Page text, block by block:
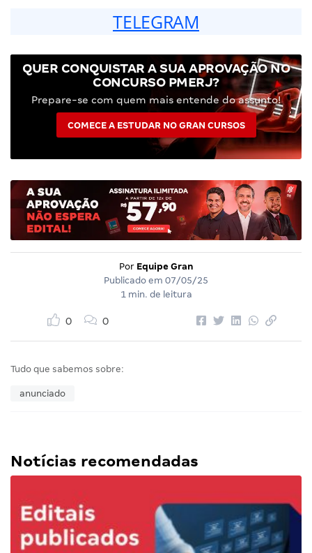
TELEGRAM
QUER CONQUISTAR A SUA APROVAÇÃO NO
CONCURSO PMERJ?
Prepare-se com quem mais entende do assunto!
COMECE A ESTUDAR NO GRAN CURSOS
Por Equipe Gran
Publicado em 07/05/25
1 min. de leitura
0 0
Tudo que sabemos sobre:
anunciado
Notícias recomendadas